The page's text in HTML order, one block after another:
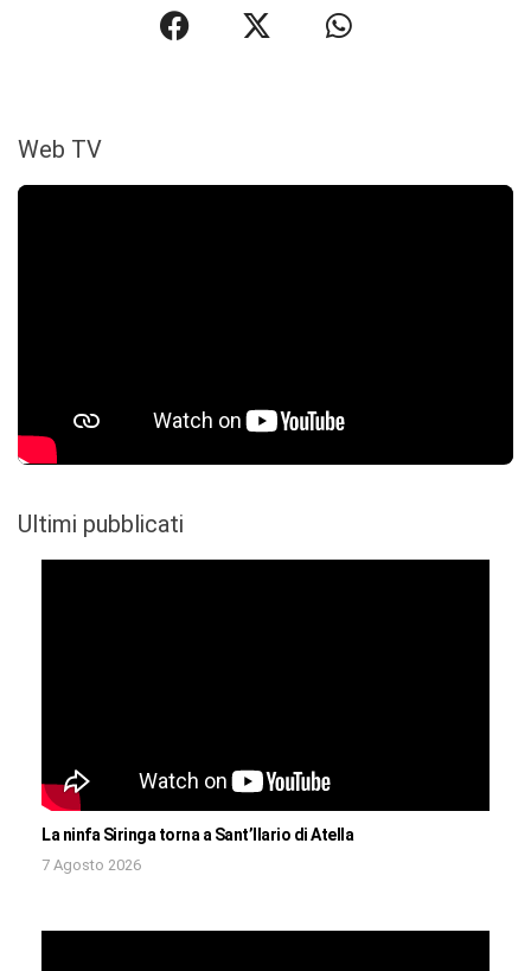
Web TV
Ultimi pubblicati
La ninfa Siringa torna a Sant’Ilario di Atella
7 Agosto 2026